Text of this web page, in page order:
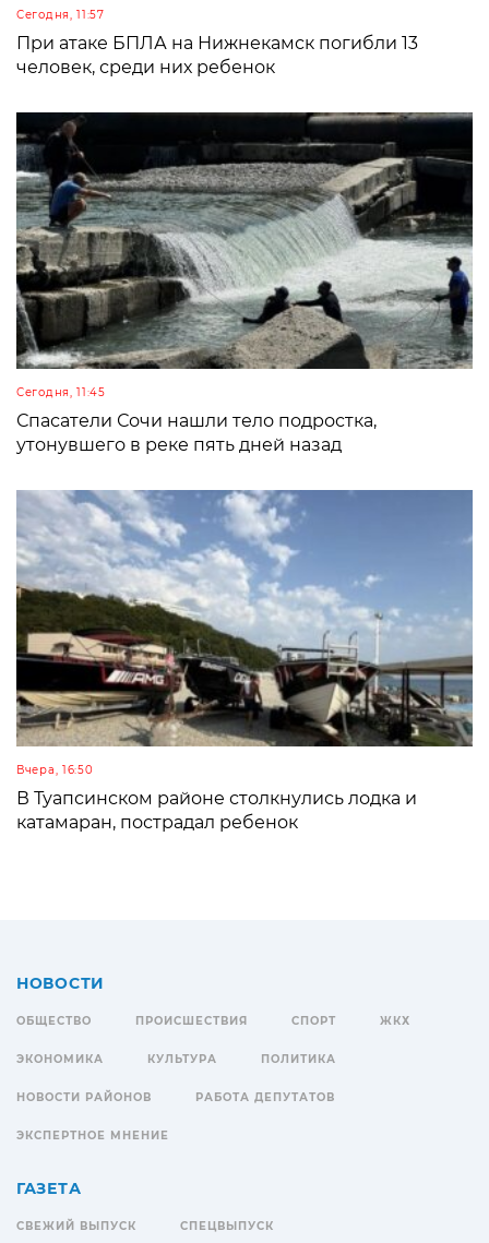
Сегодня, 11:57
При атаке БПЛА на Нижнекамск погибли 13
человек, среди них ребенок
Сегодня, 11:45
Спасатели Сочи нашли тело подростка,
утонувшего в реке пять дней назад
Вчера, 16:50
В Туапсинском районе столкнулись лодка и
катамаран, пострадал ребенок
НОВОСТИ
ОБЩЕСТВО ПРОИСШЕСТВИЯ СПОРТ ЖКХ
ЭКОНОМИКА КУЛЬТУРА ПОЛИТИКА
НОВОСТИ РАЙОНОВ РАБОТА ДЕПУТАТОВ
ЭКСПЕРТНОЕ МНЕНИЕ
ГАЗЕТА
СВЕЖИЙ ВЫПУСК СПЕЦВЫПУСК